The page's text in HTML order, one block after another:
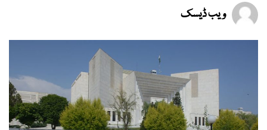
ویب ڈیسک